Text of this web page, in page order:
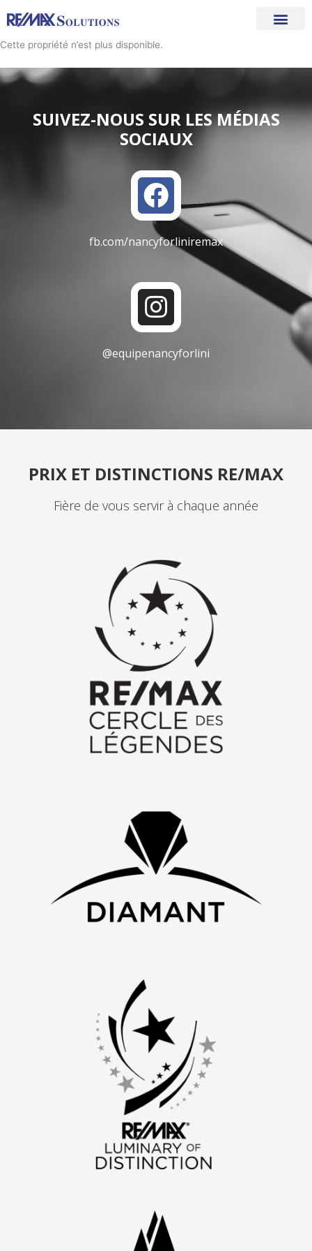
au
Cette propriété n’est plus disponible.
SUIVEZ-NOUS SUR LES MÉDIAS
SOCIAUX
F
a
c
e
b
o
o
k
fb.com/nancyforliniremax
I
n
s
a
m
@equipenancyforlini
PRIX ET DISTINCTIONS RE/MAX
Fière de vous servir à chaque année